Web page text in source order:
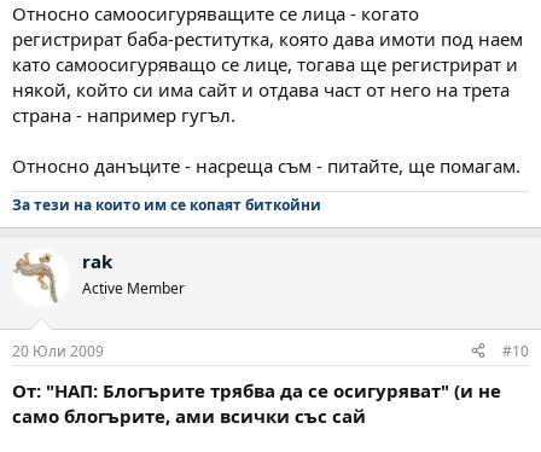
Относно самоосигуряващите се лица - когато
регистрират баба-реститутка, която дава имоти под наем
като самоосигуряващо се лице, тогава ще регистрират и
някой, който си има сайт и отдава част от него на трета
страна - например гугъл.
Относно данъците - насреща съм - питайте, ще помагам.
За тези на които им се копаят биткойни
rak
Active Member
20 Юли 2009 #10
От: "НАП: Блогърите трябва да се осигуряват" (и не
само блогърите, ами всички със сай